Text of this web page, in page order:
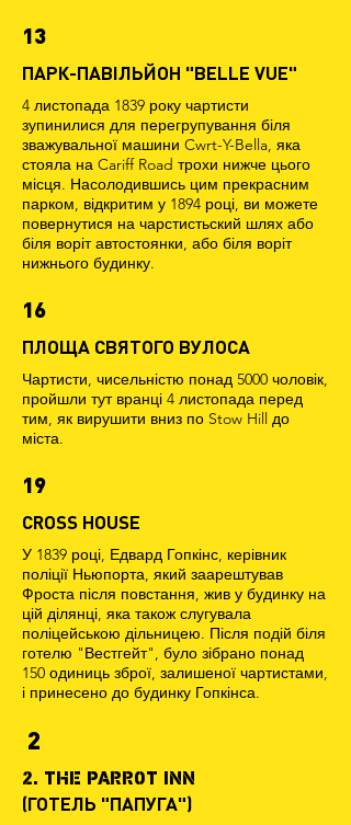
13
ПАРК-ПАВІЛЬЙОН "BELLE VUE"
4 листопада 1839 року чартисти
зупинилися для перегрупування біля
зважувальної машини Cwrt-Y-Bella, яка
стояла на Cariff Road трохи нижче цього
місця. Насолодившись цим прекрасним
парком, відкритим у 1894 році, ви можете
повернутися на чарстистьский шлях або
біля воріт автостоянки, або біля воріт
нижнього будинку.
16
ПЛОЩА СВЯТОГО ВУЛОСА
Чартисти, чисельністю понад 5000 чоловік,
пройшли тут вранці 4 листопада перед
тим, як вирушити вниз по Stow Hill до
міста.
19
CROSS HOUSE
У 1839 році, Едвард Гопкінс, керівник
поліції Ньюпорта, який заарештував
Фроста після повстання, жив у будинку на
цій ділянці, яка також слугувала
поліцейською дільницею. Після подій біля
готелю "Вестгейт", було зібрано понад
150 одиниць зброї, залишеної чартистами,
і принесено до будинку Гопкінса.
2
2. THE PARROT INN
(ГОТЕЛЬ "ПАПУГА")